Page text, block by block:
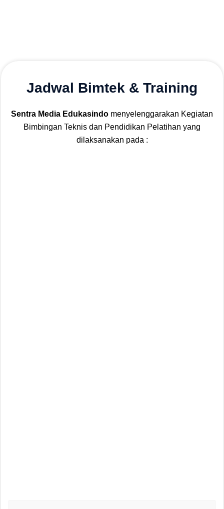
Jadwal Bimtek & Training
Sentra Media Edukasindo menyelenggarakan Kegiatan
Bimbingan Teknis dan Pendidikan Pelatihan yang
dilaksanakan pada :